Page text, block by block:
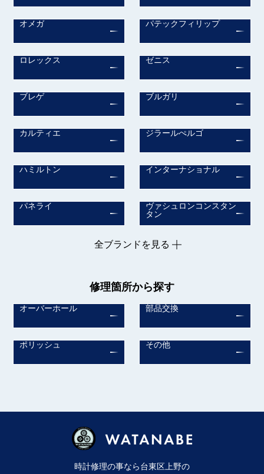
オメガ パテックフィリップ
ロレックス ゼニス
ブレゲ ブルガリ
カルティエ ジラールぺルゴ
ハミルトン インターナショナル
パネライ
ヴァシュロンコンスタン
タン
全ブランドを見る
修理箇所から探す
オーバーホール 部品交換
ポリッシュ その他
時計修理の事なら台東区上野の